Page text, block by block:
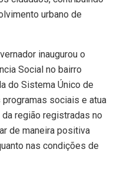
urbano de
inaugurou o
Social no bairro
do Sistema Único de
sociais e atua
região registradas no
de maneira positiva
nas condições de